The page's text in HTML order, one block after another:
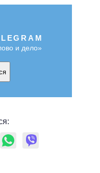
и дело»